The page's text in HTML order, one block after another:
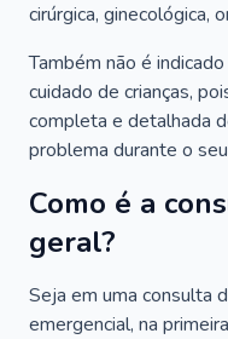
cirúrgica, ginecológica,
Também não é
cuidado de crianças,
completa e detalhada
problema durante o
Como é a
geral?
Seja em uma consulta
emergencial, na